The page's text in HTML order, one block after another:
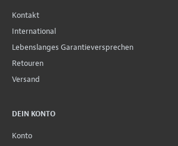
Kontakt
International
Lebenslanges Garantieversprechen
Retouren
Versand
DEIN KONTO
Konto